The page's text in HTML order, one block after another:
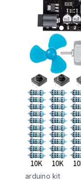
arduino kit